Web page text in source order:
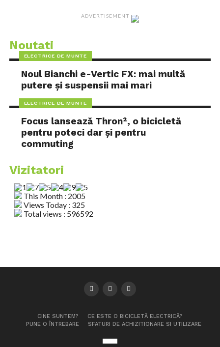
ADVERTISEMENT
Noutati
ELECTRICE DE MUNTE
Noul Bianchi e-Vertic FX: mai multă
putere și suspensii mai mari
ELECTRICE DE MUNTE
Focus lansează Thron², o bicicletă
pentru poteci dar și pentru
commuting
Vizitatori
This Month : 2005
Views Today : 325
Total views : 596592
CINE SUNTEM?
CE ESTE O BICICLETĂ ELECTRICĂ?
PUNE O ÎNTREBARE
SFATURI DE ACHIZITIONARE SI UTILIZARE